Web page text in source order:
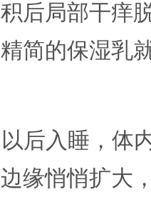
后局部干痒
简的保湿乳
后入睡，体
缘悄悄扩大